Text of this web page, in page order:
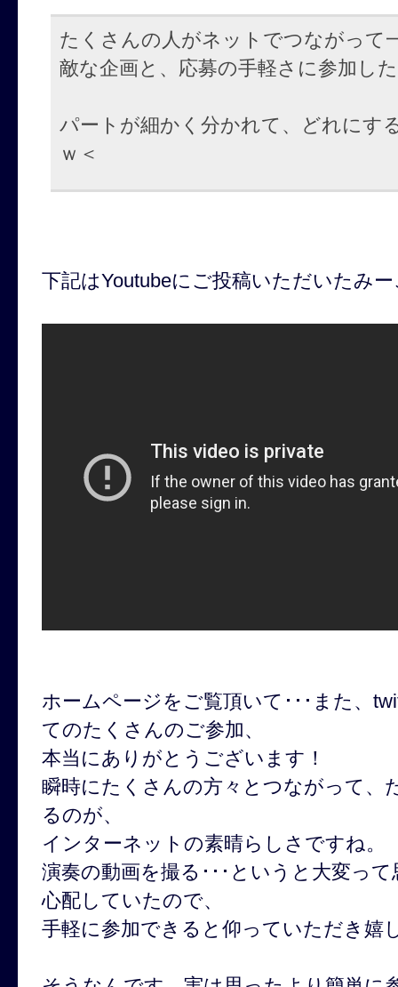
たくさんの人がネットでつながって
敵な企画と、応募の手軽さに参加し
パートが細かく分かれて、どれにす
ｗ＜
下記はYoutubeにご投稿いただいたみ
ホームページをご覧頂いて･･･また、
てのたくさんのご参加、
本当にありがとうございます！
瞬時にたくさんの方々とつながって、
るのが、
インターネットの素晴らしさですね。
演奏の動画を撮る･･･というと大変っ
心配していたので、
手軽に参加できると仰っていただき嬉